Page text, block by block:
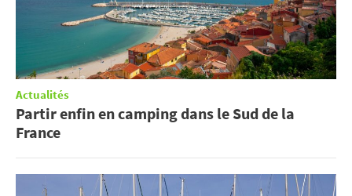
Actualités
Partir enfin en camping dans le Sud de la
France